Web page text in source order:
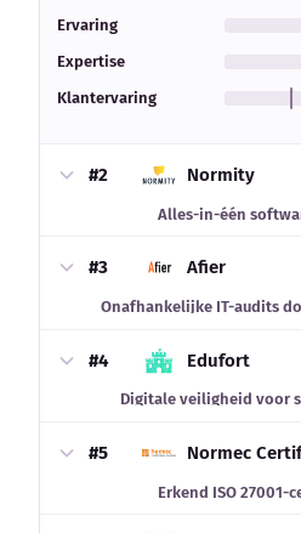
Ervaring
Expertise
Klantervaring
#2 Normity
Alles-in-één
#3 Afier
Onafhankelijke IT-audits
#4 Edufort
Digitale veiligheid voor
#5 Normec
Erkend ISO 27001-